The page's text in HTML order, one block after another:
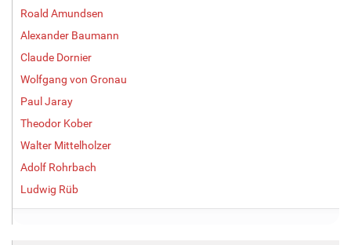
Roald Amundsen
Alexander Baumann
Claude Dornier
Wolfgang von Gronau
Paul Jaray
Theodor Kober
Walter Mittelholzer
Adolf Rohrbach
Ludwig Rüb